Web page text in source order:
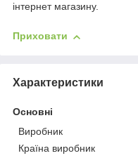
інтернет магазину.
Приховати
Характеристики
Основні
Виробник
Країна виробник